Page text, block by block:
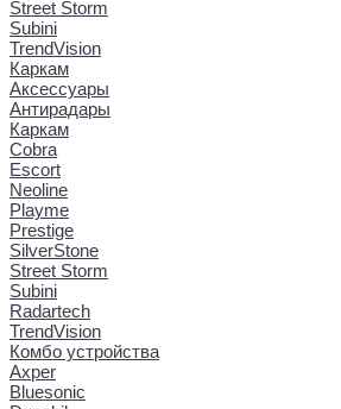
Street Storm
Subini
TrendVision
Каркам
Аксессуары
Антирадары
Каркам
Cobra
Escort
Neoline
Playme
Prestige
SilverStone
Street Storm
Subini
Radartech
TrendVision
Комбо устройства
Axper
Bluesonic